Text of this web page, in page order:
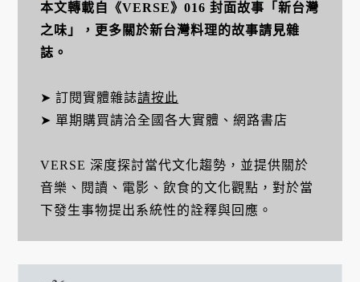
本文轉載自《VERSE》016 封面故事「新台灣
之味」，更多關於新台灣料理的故事請見雜
誌。
➤ 訂閱實體雜誌請按此
➤ 單期購買請洽全國各大實體、網路書店
VERSE 深度探討當代文化趨勢，並提供關於
音樂、閱讀、電影、飲食的文化觀點，對於當
下發生事物提出系統性的詮釋與回應。